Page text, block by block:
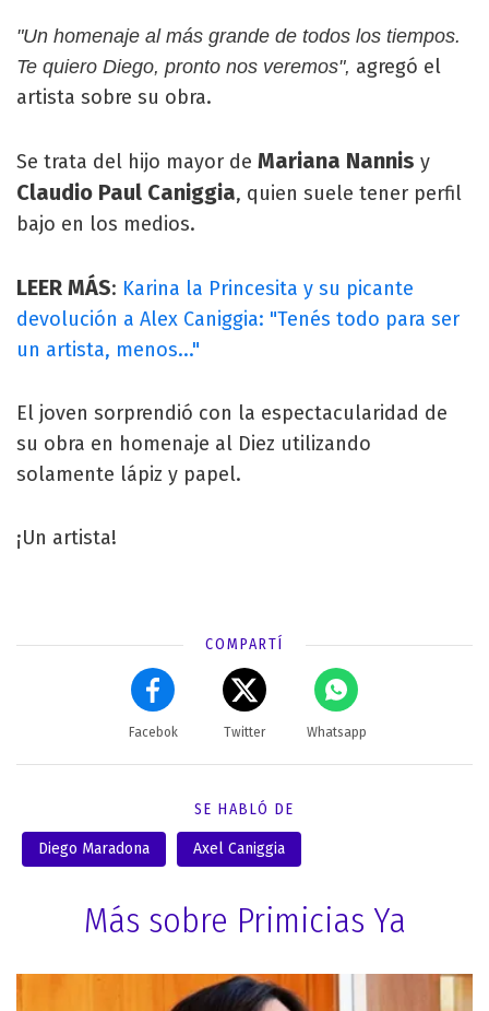
"Un homenaje al más grande de todos los tiempos.
Te quiero Diego, pronto nos veremos", agregó el
artista sobre su obra.
Se trata del hijo mayor de Mariana Nannis y
Claudio Paul Caniggia, quien suele tener perfil
bajo en los medios.
LEER MÁS: Karina la Princesita y su picante
devolución a Alex Caniggia: "Tenés todo para ser
un artista, menos..."
El joven sorprendió con la espectacularidad de
su obra en homenaje al Diez utilizando
solamente lápiz y papel.
¡Un artista!
COMPARTÍ
Facebok Twitter Whatsapp
SE HABLÓ DE
Diego Maradona Axel Caniggia
Más sobre Primicias Ya